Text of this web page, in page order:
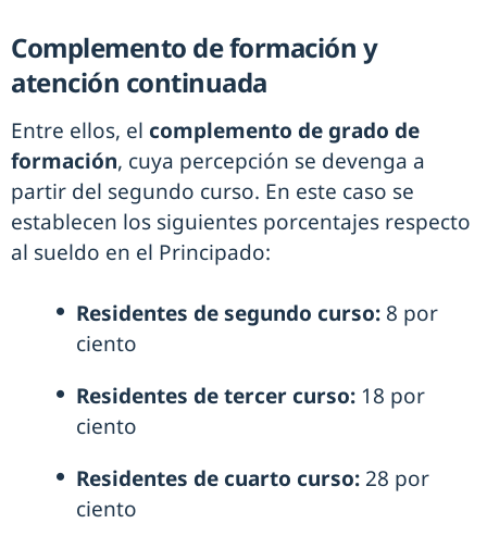
Complemento de formación y
atención continuada
Entre ellos, el complemento de grado de
formación, cuya percepción se devenga a
partir del segundo curso. En este caso se
establecen los siguientes porcentajes respecto
al sueldo en el Principado:
Residentes de segundo curso: 8 por
ciento
Residentes de tercer curso: 18 por
ciento
Residentes de cuarto curso: 28 por
ciento